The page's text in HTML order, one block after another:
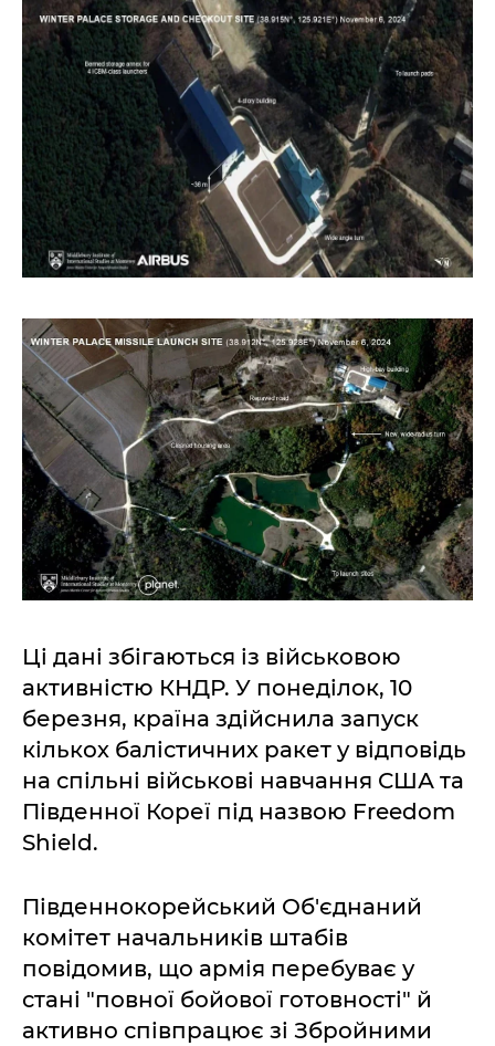
Ці дані збігаються із військовою
активністю КНДР. У понеділок, 10
березня, країна здійснила запуск
кількох балістичних ракет у відповідь
на спільні військові навчання США та
Південної Кореї під назвою Freedom
Shield.
Південнокорейський Об'єднаний
комітет начальників штабів
повідомив, що армія перебуває у
стані "повної бойової готовності" й
активно співпрацює зі Збройними